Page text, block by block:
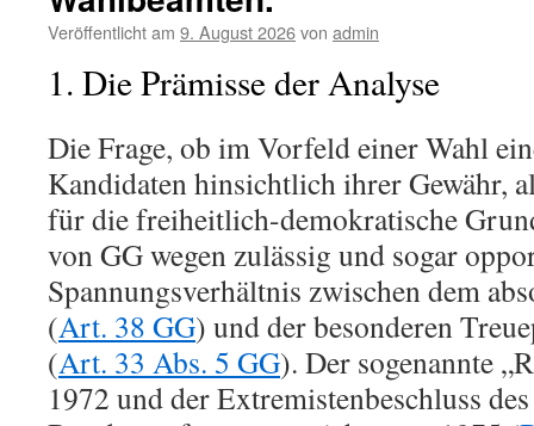
Veröffentlicht am 9. August 2026von admin
1. Die Prämisse der Analyse
Die Frage, ob im Vorfeld einer Wahl
Kandidaten hinsichtlich ihrer Gewähr,
für die freiheitlich-demokratische
von GG wegen zulässig und sogar
Spannungsverhältnis zwischen dem
(Art. 38 GG) und der besonderen
(Art. 33 Abs. 5 GG). Der sogenannte
1972 und der Extremistenbeschluss des